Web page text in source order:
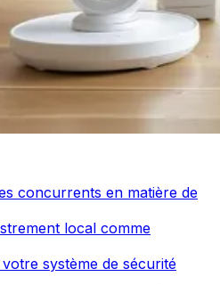
concurrents en matière de
local comme
système de sécurité